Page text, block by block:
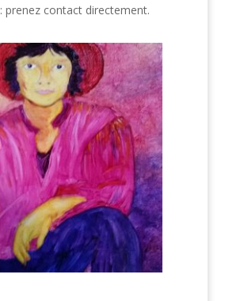
: prenez contact directement.